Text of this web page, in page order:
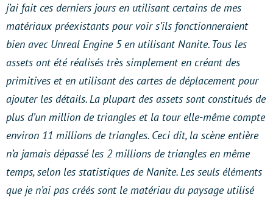
j’ai fait ces derniers jours en utilisant certains de mes
matériaux préexistants pour voir s’ils fonctionneraient
bien avec Unreal Engine 5 en utilisant Nanite. Tous les
assets ont été réalisés très simplement en créant des
primitives et en utilisant des cartes de déplacement pour
ajouter les détails. La plupart des assets sont constitués de
plus d’un million de triangles et la tour elle-même compte
environ 11 millions de triangles. Ceci dit, la scène entière
n’a jamais dépassé les 2 millions de triangles en même
temps, selon les statistiques de Nanite. Les seuls éléments
que je n’ai pas créés sont le matériau du paysage utilisé